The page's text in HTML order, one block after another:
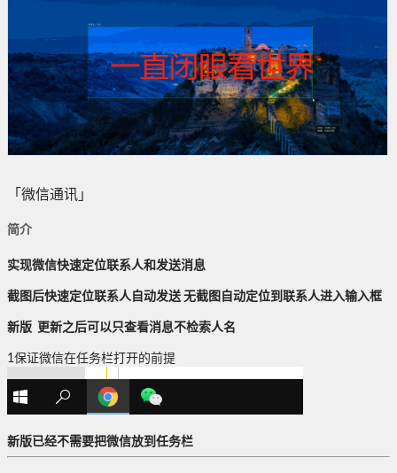
「微信通讯」
简介
实现微信快速定位联系人和发送消息
截图后快速定位联系人自动发送 无截图自动定位到联系人进入输入框
新版 更新之后可以只查看消息不检索人名
1保证微信在任务栏打开的前提
新版已经不需要把微信放到任务栏